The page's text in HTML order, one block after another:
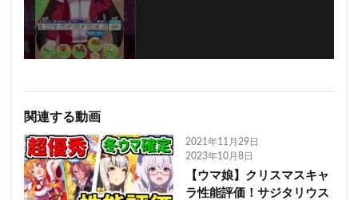
関連する動画
2021年11月29日
2023年10月8日
【ウマ娘】クリスマスキャ
ラ性能評価！サジタリウス